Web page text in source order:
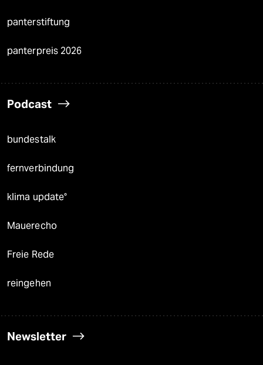
panterstiftung
panterpreis 2026
Podcast
bundestalk
fernverbindung
klima update°
Mauerecho
Freie Rede
reingehen
Newsletter